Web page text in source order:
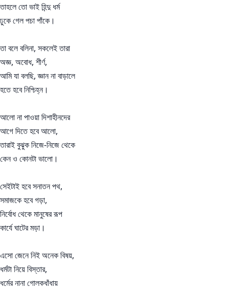
তাহলে তো ভাই হিন্দু ধর্ম
ঢুকে গেল পচা পাঁকে।
তা বলে বলিনা, সকলেই তারা
অজ্ঞ, অবোধ, শীর্ণ,
আমি যা বলছি, জ্ঞান না বাড়ালে
হতে হবে নিশ্চিহ্ন।
আলো না পাওয়া দিশাহীনদের
আগে দিতে হবে আলো,
তারাই বুঝুক নিজে-নিজে থেকে
কেন ও কোনটা ভালো।
সেইটাই হবে সনাতন পথ,
সমাজকে হবে গড়া,
নির্বোধ থেকে মানুষের রূপ
কার্যে ঘাটের মড়া।
এসো জেনে নিই অনেক বিষয়,
ধর্মটা নিয়ে বিস্তার,
ধর্মের নানা গোলকধাঁধায়